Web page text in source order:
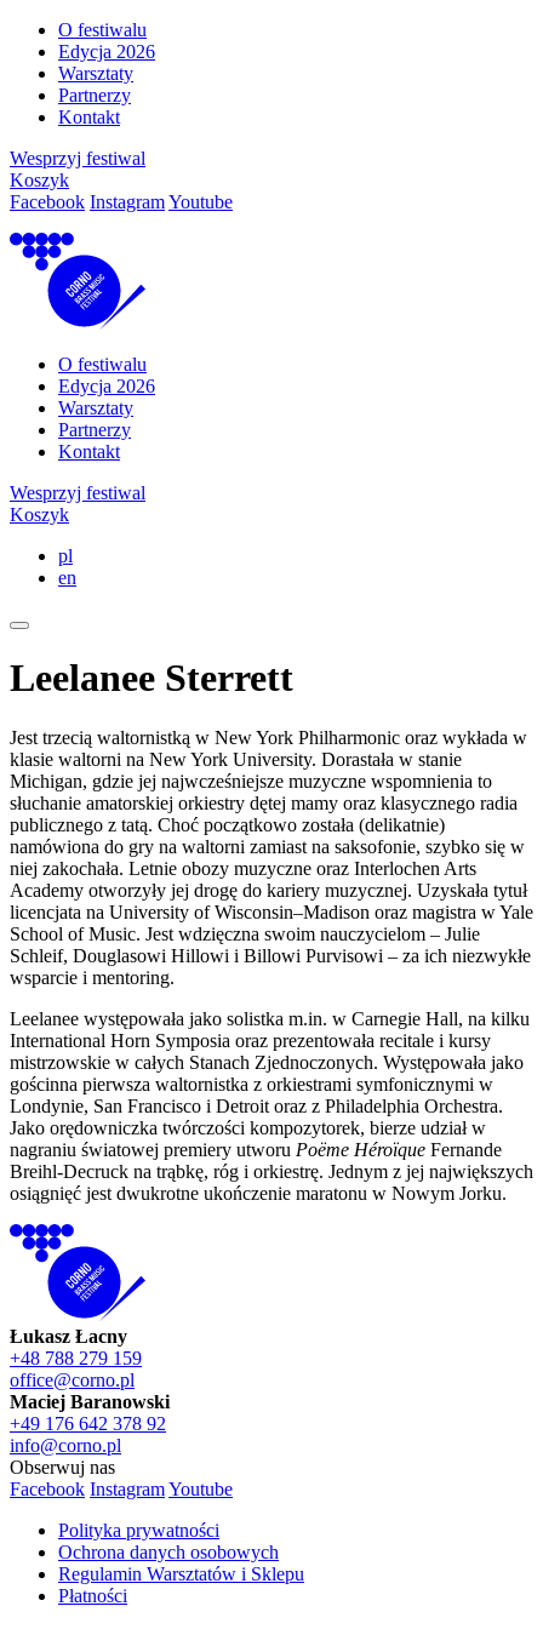
O festiwalu
Edycja 2026
Warsztaty
Partnerzy
Kontakt
Wesprzyj festiwal
Koszyk
Facebook InstagramYoutube
O festiwalu
Edycja 2026
Warsztaty
Partnerzy
Kontakt
Wesprzyj festiwal
Koszyk
pl
en
Leelanee Sterrett
Jest trzecią waltornistką w New York Philharmonic oraz wykłada w
klasie waltorni na New York University. Dorastała w stanie
Michigan, gdzie jej najwcześniejsze muzyczne wspomnienia to
słuchanie amatorskiej orkiestry dętej mamy oraz klasycznego radia
publicznego z tatą. Choć początkowo została (delikatnie)
namówiona do gry na waltorni zamiast na saksofonie, szybko się w
niej zakochała. Letnie obozy muzyczne oraz Interlochen Arts
Academy otworzyły jej drogę do kariery muzycznej. Uzyskała tytuł
licencjata na University of Wisconsin–Madison oraz magistra w Yale
School of Music. Jest wdzięczna swoim nauczycielom – Julie
Schleif, Douglasowi Hillowi i Billowi Purvisowi – za ich niezwykłe
wsparcie i mentoring.
Leelanee występowała jako solistka m.in. w Carnegie Hall, na kilku
International Horn Symposia oraz prezentowała recitale i kursy
mistrzowskie w całych Stanach Zjednoczonych. Występowała jako
gościnna pierwsza waltornistka z orkiestrami symfonicznymi w
Londynie, San Francisco i Detroit oraz z Philadelphia Orchestra.
Jako orędowniczka twórczości kompozytorek, bierze udział w
nagraniu światowej premiery utworu Poëme Héroïque Fernande
Breihl-Decruck na trąbkę, róg i orkiestrę. Jednym z jej największych
osiągnięć jest dwukrotne ukończenie maratonu w Nowym Jorku.
Łukasz Łacny
+48 788 279 159
office@corno.pl
Maciej Baranowski
+49 176 642 378 92
info@corno.pl
Obserwuj nas
Facebook InstagramYoutube
Polityka prywatności
Ochrona danych osobowych
Regulamin Warsztatów i Sklepu
Płatności